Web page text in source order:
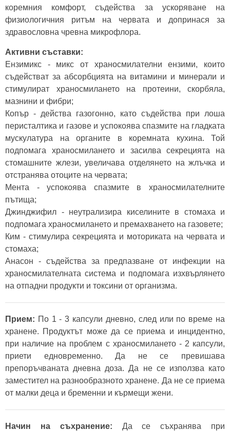
коремния комфорт, съдейства за ускоряване на
физиологичния ритъм на червата и допринася за
здравословна чревна микрофлора.
Активни съставки:
Ензимикс - микс от храносмилателни ензими, които
съдействат за абсорбцията на витамини и минерали и
стимулират храносмилането на протеини, скорбяла,
мазнини и фибри;
Копър - действа газогонно, като съдейства при лоша
перисталтика и газове и успокоява спазмите на гладката
мускулатура на органите в коремната кухина. Той
подпомага храносмилането и засилва секрецията на
стомашните жлези, увеличава отделянето на жлъчка и
отстранява отоците на червата;
Мента - успокоява спазмите в храносмилателните
пътища;
Джинджифил - неутрализира киселините в стомаха и
подпомага храносмилането и премахването на газовете;
Ким - стимулира секрецията и моториката на червата и
стомаха;
Анасон - съдейства за предпазване от инфекции на
храносмилателната система и подпомага изхвърлянето
на отпадни продукти и токсини от организма.
Прием: По 1 - 3 капсули дневно, след или по време на
хранене. Продуктът може да се приема и инцидентно,
при наличие на проблем с храносмилането - 2 капсули,
приети едновременно. Да не се превишава
препоръчваната дневна доза. Да не се използва като
заместител на разнообразното хранене. Да не се приема
от малки деца и бременни и кърмещи жени.
Начин на съхранение: Да се съхранява при